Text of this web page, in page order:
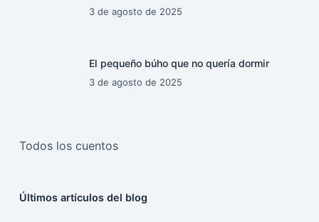
3 de agosto de 2025
El pequeño búho que no quería dormir
3 de agosto de 2025
Todos los cuentos
Últimos artículos del blog